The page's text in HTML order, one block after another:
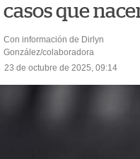
casos que
Con información de Dirlyn
González/colaboradora
23 de octubre de 2025, 09:14